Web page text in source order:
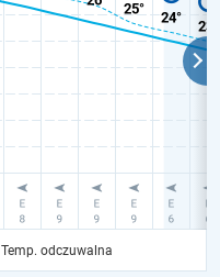
Temp. odczuwalna